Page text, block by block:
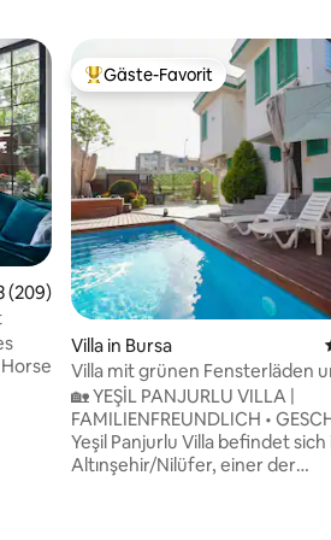
Bewertung: 4,83 von 5,
(209)
Beliebter Gäste-Favorit.
Gäste-Favorit
Villa in Bursa
Villa mit grünen Fensterläden
Garten
🏡 YEŞİL PANJURLU VILLA |
FAMILIENFREUNDLICH •
Yeşil Panjurlu Villa befindet sich
Altınşehir/Nilüfer, einer der